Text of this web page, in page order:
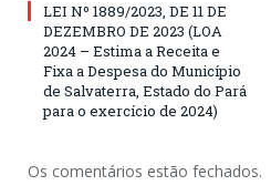
LEI Nº 1889/2023, DE 11 DE
DEZEMBRO DE 2023 (LOA
2024 – Estima a Receita e
Fixa a Despesa do Município
de Salvaterra, Estado do Pará
para o exercício de 2024)
Os comentários estão fechados.